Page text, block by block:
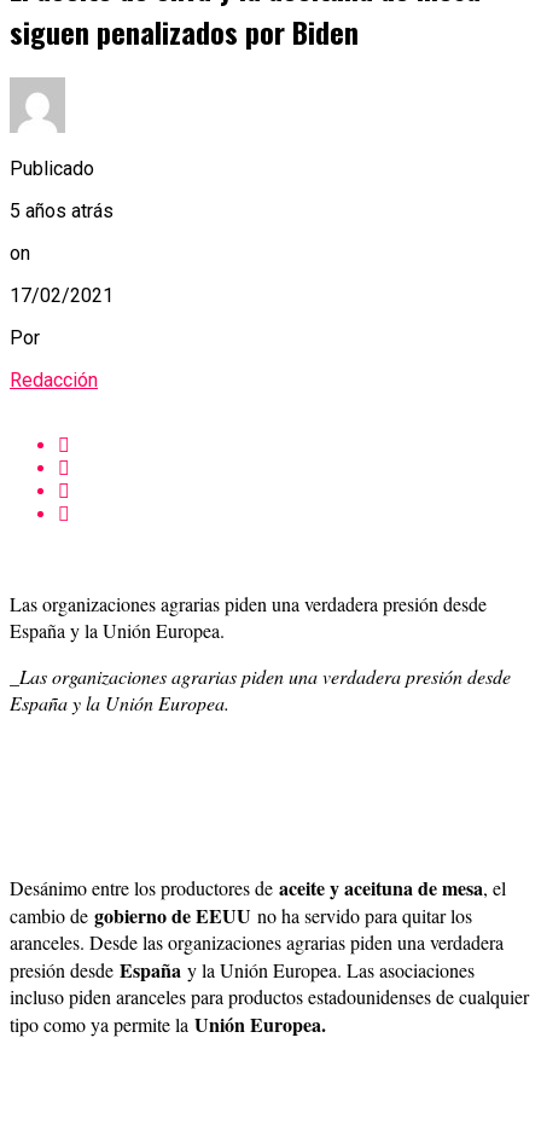
siguen penalizados por Biden
Publicado
5 años atrás
on
17/02/2021
Por
Redacción
Las organizaciones agrarias piden una verdadera presión desde
España y la Unión Europea.
_Las organizaciones agrarias piden una verdadera presión desde
España y la Unión Europea.
Desánimo entre los productores de aceite y aceituna de mesa, el
cambio de gobierno de EEUU no ha servido para quitar los
aranceles. Desde las organizaciones agrarias piden una verdadera
presión desde España y la Unión Europea. Las asociaciones
incluso piden aranceles para productos estadounidenses de cualquier
tipo como ya permite la Unión Europea.